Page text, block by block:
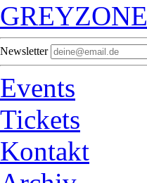
GREYZONE
Newsletter
Events
Tickets
Kontakt